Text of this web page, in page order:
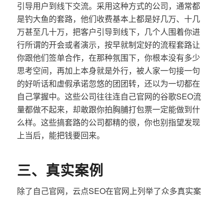
引导用户到线下交流。采用这种方式的公司，通常都
是钓大鱼的套路，他们收费基本上都是好几万、十几
万甚至几十万，把客户引导到线下，几个人围着你进
行所谓的开会或者演示，按早就制定好的流程套路让
你跟他们签单合作，在那种氛围下，你根本没有多少
思考空间，再加上本身就是外行，被人家一句接一句
的好听话和虚假承诺忽悠的团团转，还以为一切都在
自己掌握中。这些公司往往连自己官网的谷歌SEO流
量都做不起来，却敢跟你拍胸脯打包票一定能做到什
么样。这些搞套路的公司都精的很，你也别指望发现
上当后，能把钱要回来。
三、真实案例
除了自己官网，云点SEO在官网上列举了众多真实案